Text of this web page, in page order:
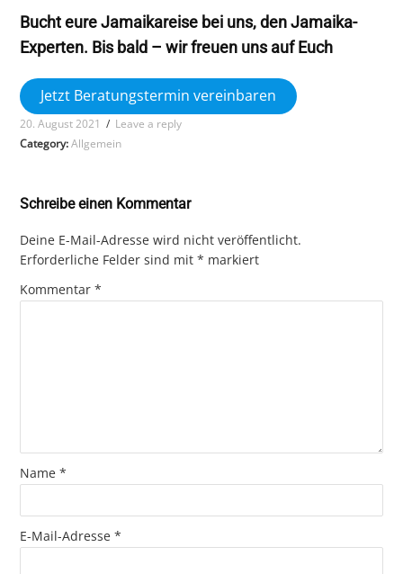
Bucht eure Jamaikareise bei uns, den Jamaika-
Experten. Bis bald – wir freuen uns auf Euch
Jetzt Beratungstermin vereinbaren
20. August 2021
Category:Allgemein
/ Leave a reply
Schreibe einen Kommentar
Deine E-Mail-Adresse wird nicht veröffentlicht.
Erforderliche Felder sind mit* markiert
Kommentar*
Name*
E-Mail-Adresse*